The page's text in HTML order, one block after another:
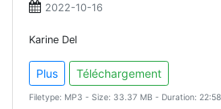
2022-10-16
Karine Del
Plus Téléchargement
Filetype: MP3 - Size: 33.37 MB - Duration: